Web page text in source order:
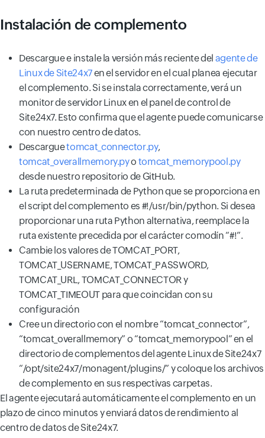
Instalación de complemento
Descargue e instale la versión más reciente del agente de
Linux de Site24x7en el servidor en el cual planea ejecutar
el complemento. Si se instala correctamente, verá un
monitor de servidor Linux en el panel de control de
Site24x7. Esto confirma que el agente puede comunicarse
con nuestro centro de datos.
Descarguetomcat_connector.py,
tomcat_overallmemory.pyo tomcat_memorypool.py
desde nuestro repositorio de GitHub.
La ruta predeterminada de Python que se proporciona en
el script del complemento es #!/usr/bin/python. Si desea
proporcionar una ruta Python alternativa, reemplace la
ruta existente precedida por el carácter comodín “#!”.
Cambie los valores de TOMCAT_PORT,
TOMCAT_USERNAME, TOMCAT_PASSWORD,
TOMCAT_URL, TOMCAT_CONNECTOR y
TOMCAT_TIMEOUT para que coincidan con su
configuración
Cree un directorio con el nombre “tomcat_connector”,
“tomcat_overallmemory” o “tomcat_memorypool” en el
directorio de complementos del agente Linux de Site24x7
“/opt/site24x7/monagent/plugins/” y coloque los archivos
de complemento en sus respectivas carpetas.
El agente ejecutará automáticamente el complemento en un
plazo de cinco minutos y enviará datos de rendimiento al
centro de datos de Site24x7.